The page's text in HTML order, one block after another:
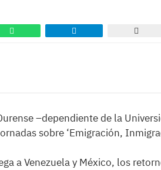
–dependiente de la
sobre ‘Emigración,
a Venezuela y México, los